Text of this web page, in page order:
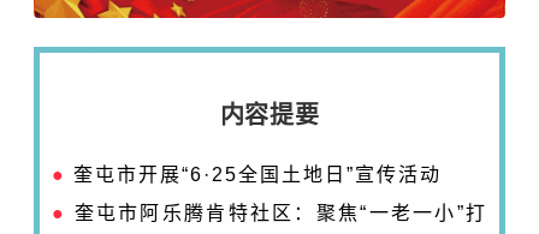
内容提要
● 奎屯市开展“6·25全国土地日”宣传活动
● 奎屯市阿乐腾肯特社区：聚焦“一老一小”打